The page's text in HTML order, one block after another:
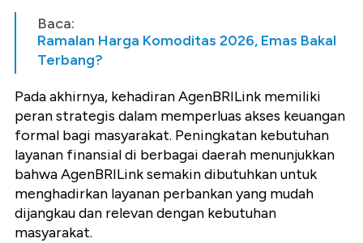
Baca:
Ramalan Harga Komoditas 2026, Emas Bakal
Terbang?
Pada akhirnya, kehadiran AgenBRILink memiliki
peran strategis dalam memperluas akses keuangan
formal bagi masyarakat. Peningkatan kebutuhan
layanan finansial di berbagai daerah menunjukkan
bahwa AgenBRILink semakin dibutuhkan untuk
menghadirkan layanan perbankan yang mudah
dijangkau dan relevan dengan kebutuhan
masyarakat.